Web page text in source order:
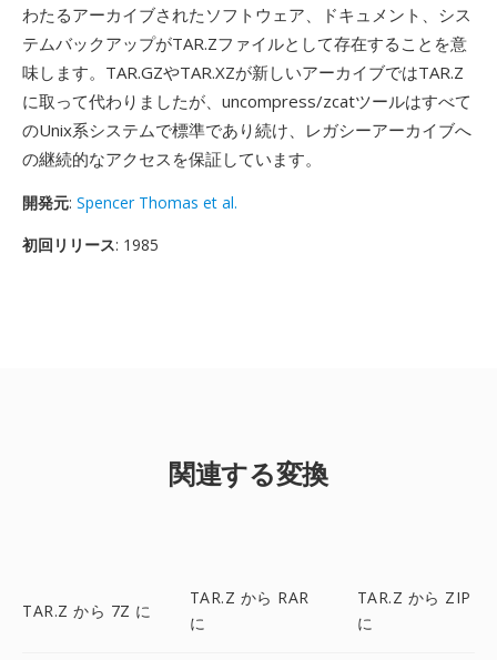
わたるアーカイブされたソフトウェア、ドキュメント、シス
テムバックアップがTAR.Zファイルとして存在することを意
味します。TAR.GZやTAR.XZが新しいアーカイブではTAR.Z
に取って代わりましたが、uncompress/zcatツールはすべて
のUnix系システムで標準であり続け、レガシーアーカイブへ
の継続的なアクセスを保証しています。
開発元: Spencer Thomas et al.
初回リリース: 1985
関連する変換
TAR.Z から 7Z に
TAR.Z から RAR
に
TAR.Z から ZIP
に